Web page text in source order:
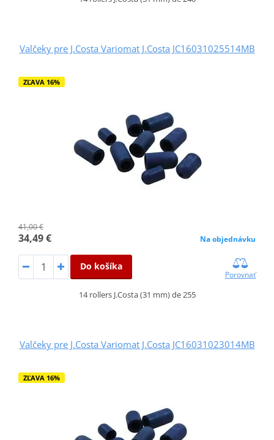
Valčeky pre J.Costa Variomat J.Costa JC16031025514MB
ZĽAVA 16%
41,00 €
34,49 € Na objednávku
Do košíka
Porovnať
14 rollers J.Costa (31 mm) de 255
Valčeky pre J.Costa Variomat J.Costa JC16031023014MB
ZĽAVA 16%